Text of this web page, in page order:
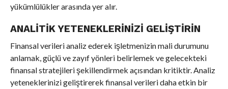
yükümlülükler arasında yer alır.
ANALITIK YETENEKLERINIZI GELIŞTIRIN
Finansal verileri analiz ederek işletmenizin mali durumunu
anlamak, güçlü ve zayıf yönleri belirlemek ve gelecekteki
finansal stratejileri şekillendirmek açısından kritiktir. Analiz
yeteneklerinizi geliştirerek finansal verileri daha etkin bir